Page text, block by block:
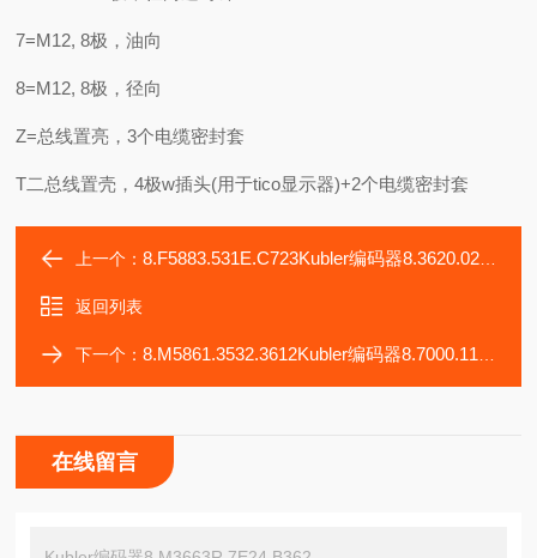
7=M12, 8极，油向
8=M12, 8极，径向
Z=总线置亮，3个电缆密封套
T二总线置壳，4极w插头(用于tico显示器)+2个电缆密封套
上一个：8.F5883.531E.C723Kubler编码器8.3620.0230.2048.0008
返回列表
下一个：8.M5861.3532.3612Kubler编码器8.7000.115B.0050.0050
在线留言